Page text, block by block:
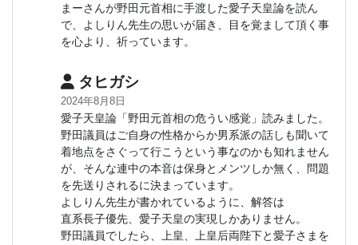
まーさんが野田元首相に手渡した愛子天皇論を読ん
で、よしりん先生の思いが届き、目を覚まして頂く事
を心より、祈っています。
タヒガシ
2024年8月8日
愛子天皇論「野田元首相の危うい感覚」読みました。
野田議員はご自身の性格からか男系派の話しも聞いて
着地点をさぐって行こうという事なのかも知れません
が、そんな連中の本音は保身とメンツしか無く、問題
を先送りされるに決まっています。
よしりん先生が書かれているように、解答は
直系長子優先、愛子天皇の実現しかありません。
野田議員でしたら、上皇、上皇后両陛下と愛子さまを